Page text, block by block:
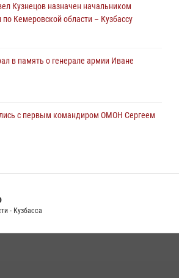
Кузнецов назначен начальником
Кемеровской области – Кузбассу
в память о генерале армии Иване
с первым командиром ОМОН Сергеем
- Кузбасса